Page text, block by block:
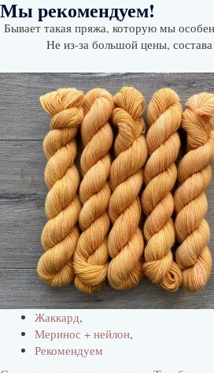
Мы рекомендуем!
Бывает такая пряжа, которую мы
Не из-за большой цены,
Жаккард,
Меринос + нейлон,
Рекомендуем